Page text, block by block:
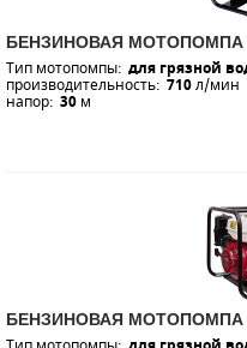
БЕНЗИНОВАЯ МОТОПОМПА
Тип мотопомпы: для грязной
производительность: 710л/мин
напор: 30 м
БЕНЗИНОВАЯ МОТОПОМПА